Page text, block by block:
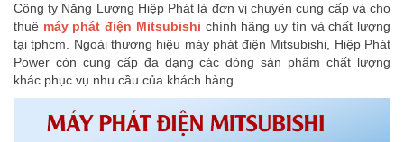
Công ty Năng Lượng Hiệp Phát là đơn vị chuyên cung cấp và cho
thuê máy phát điện Mitsubishi chính hãng uy tín và chất lượng
tại tphcm. Ngoài thương hiệu máy phát điện Mitsubishi, Hiệp Phát
Power còn cung cấp đa dạng các dòng sản phẩm chất lượng
khác phục vụ nhu cầu của khách hàng.